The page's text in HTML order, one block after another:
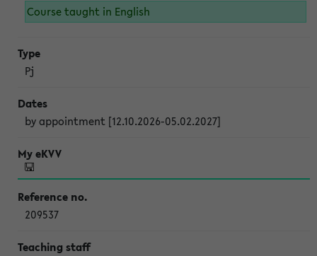
Course taught in English
Pj
by appointment [12.10.2026-05.02.2027]
209537